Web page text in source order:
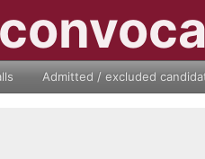
Admitted / excluded